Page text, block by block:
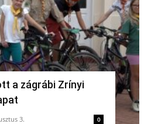
a zágrábi Zrínyi
3. 0